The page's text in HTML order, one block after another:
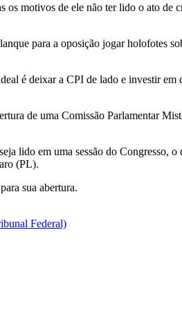
motivos de ele não ter lido o ato de
para a oposição jogar holofotes
é deixar a CPI de lado e investir
de uma Comissão Parlamentar
lido em uma sessão do Congresso,
(PL).
sua abertura.
Federal)